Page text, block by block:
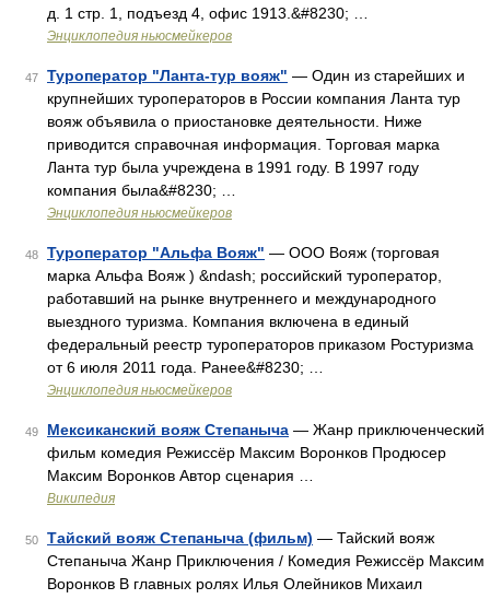
д. 1 стр. 1, подъезд 4, офис 1913.&#8230; …
Энциклопедия ньюсмейкеров
47 Туроператор "Ланта-тур вояж" — Один из старейших и
крупнейших туроператоров в России компания Ланта тур
вояж объявила о приостановке деятельности. Ниже
приводится справочная информация. Торговая марка
Ланта тур была учреждена в 1991 году. В 1997 году
компания была&#8230; …
Энциклопедия ньюсмейкеров
48 Туроператор "Альфа Вояж" — ООО Вояж (торговая
марка Альфа Вояж ) &ndash; российский туроператор,
работавший на рынке внутреннего и международного
выездного туризма. Компания включена в единый
федеральный реестр туроператоров приказом Ростуризма
от 6 июля 2011 года. Ранее&#8230; …
Энциклопедия ньюсмейкеров
49 Мексиканский вояж Степаныча — Жанр приключенческий
фильм комедия Режиссёр Максим Воронков Продюсер
Максим Воронков Автор сценария …
Википедия
50 Тайский вояж Степаныча (фильм) — Тайский вояж
Степаныча Жанр Приключения / Комедия Режиссёр Максим
Воронков В главных ролях Илья Олейников Михаил